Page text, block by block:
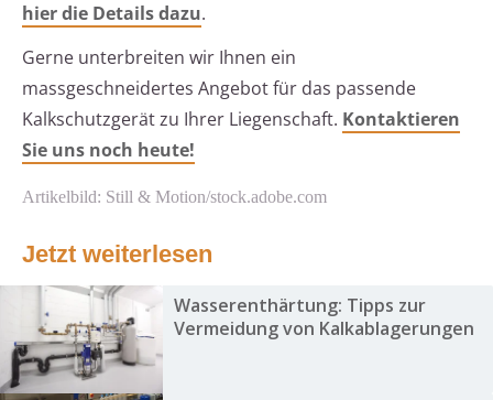
hier die Details dazu.
Gerne unterbreiten wir Ihnen ein
massgeschneidertes Angebot für das passende
Kalkschutzgerät zu Ihrer Liegenschaft. Kontaktieren
Sie uns noch heute!
Artikelbild: Still & Motion/stock.adobe.com
Jetzt weiterlesen
Wasserenthärtung: Tipps zur
Vermeidung von Kalkablagerungen